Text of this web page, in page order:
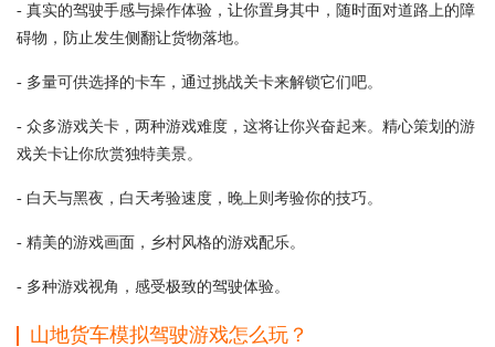
- 真实的驾驶手感与操作体验，让你置身其中，随时面对道路上的障
碍物，防止发生侧翻让货物落地。
- 多量可供选择的卡车，通过挑战关卡来解锁它们吧。
- 众多游戏关卡，两种游戏难度，这将让你兴奋起来。精心策划的游
戏关卡让你欣赏独特美景。
- 白天与黑夜，白天考验速度，晚上则考验你的技巧。
- 精美的游戏画面，乡村风格的游戏配乐。
- 多种游戏视角，感受极致的驾驶体验。
山地货车模拟驾驶游戏怎么玩？